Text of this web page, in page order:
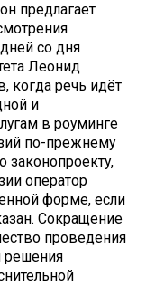
предлагает
со дня
Леонид
когда речь идёт
и
в роуминге
по-прежнему
законопроекту,
оператор
форме, если
Сокращение
проведения
решения